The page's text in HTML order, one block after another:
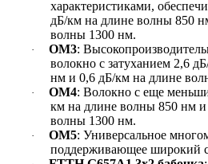
характеристиками,
дБ/км на длине волны 850
волны 1300 нм.
· OM3:
волокно с затуханием 2,6
нм и 0,6 дБ/км на длине
· OM4: Волокно с еще
км на длине волны 850 нм
волны 1300 нм.
· OM5: Универсальное
поддерживающее широкий